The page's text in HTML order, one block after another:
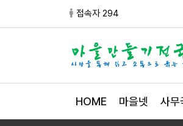
접속자 294
HOME 마을넷 사무